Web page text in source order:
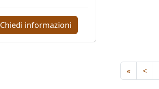
Chiedi informazioni
« <